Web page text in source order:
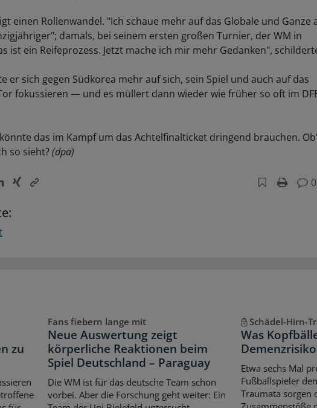
einen Rollenwandel. "Ich schaue mehr auf das Globale und Ganze
damals, bei seinem ersten großen Turnier, der WM in
ist ein Reifeprozess. Jetzt mache ich mir mehr Gedanken",
er sich gegen Südkorea mehr auf sich, sein Spiel und auch auf das
fokussieren — und es müllert dann wieder wie früher so oft im
das im Kampf um das Achtelfinalticket dringend brauchen.
so sieht?(dpa)
0
zu
Fans fiebern lange mit
Neue Auswertung zeigt
körperliche Reaktionen beim
Spiel Deutschland – Paraguay
Die WM ist für das deutsche Team schon
vorbei. Aber die Forschung geht weiter: Ein
Schädel-Hirn-
Was
Etwa sechs Mal
Fußballspieler
Traumata sorgen